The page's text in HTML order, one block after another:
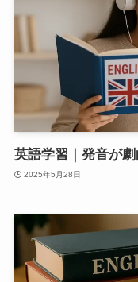
英語学習｜発音が
2025年5月28日